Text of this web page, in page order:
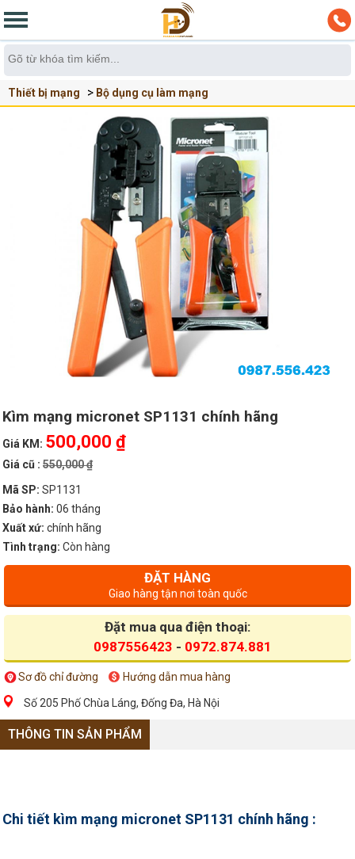
Thiết bị mạng Bộ dụng cụ làm mạng
Kìm mạng micronet SP1131 chính hãng
Giá KM: 500,000 ₫
Giá cũ : 550,000 ₫
Mã SP: SP1131
Bảo hành: 06 tháng
Xuất xứ: chính hãng
Tình trạng: Còn hàng
ĐẶT HÀNG
Giao hàng tận nơi toàn quốc
Đặt mua qua điện thoại:
0987556423 - 0972.874.881
Sơ đồ chỉ đường Hướng dẫn mua hàng
Số 205 Phố Chùa Láng, Đống Đa, Hà Nội
THÔNG TIN SẢN PHẨM
Chi tiết kìm mạng micronet SP1131 chính hãng :